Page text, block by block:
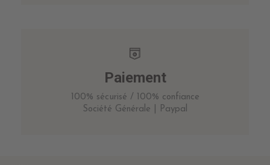
Paiement
100% sécurisé / 100% confiance
Société Générale | Paypal